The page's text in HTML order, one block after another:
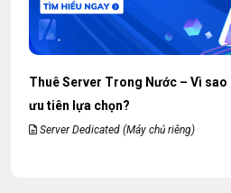
Thuê Server Trong Nước – Vì
ưu tiên lựa chọn?
Server Dedicated (Máy chủ riêng)